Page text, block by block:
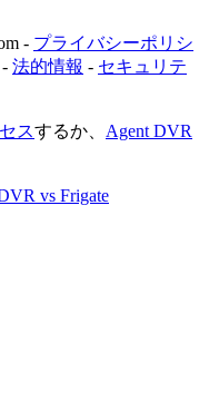
- プライバシーポリシ
- 法的情報 - セキュリテ
スするか、 Agent DVR
vs Frigate